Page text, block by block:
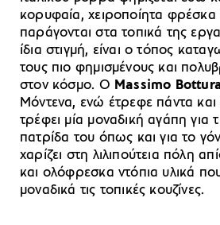
κορυφαία, χειροποίητα φρέσκα
παράγονται στα τοπικά της
ίδια στιγμή, είναι ο τόπος
τους πιο φημισμένους και
στον κόσμο. Ο Massimo
Μόντενα, ενώ έτρεφε πάντα και
τρέφει μία μοναδική αγάπη για
πατρίδα του όπως και για το
χαρίζει στη λιλιπούτεια πόλη
και ολόφρεσκα ντόπια υλικά
μοναδικά τις τοπικές κουζίνες.